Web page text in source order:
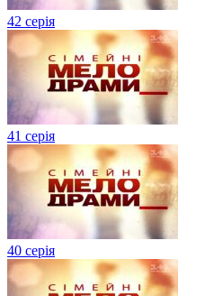
42 серія
41 серія
40 серія